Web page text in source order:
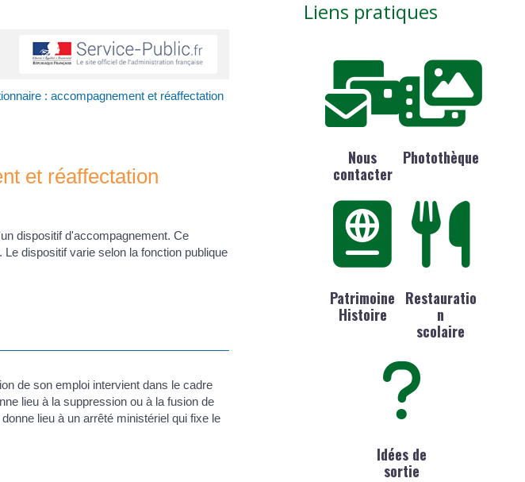
: accompagnement et réaffectation
et réaffectation
dispositif d'accompagnement. Ce
dispositif varie selon la fonction publique
de son emploi intervient dans le cadre
lieu à la suppression ou à la fusion de
lieu à un arrêté ministériel qui fixe le
Liens pratiques
Nous
contacter
Photothèque
Patrimoine
Histoire
Restauratio
n
scolaire
Idées de
sortie